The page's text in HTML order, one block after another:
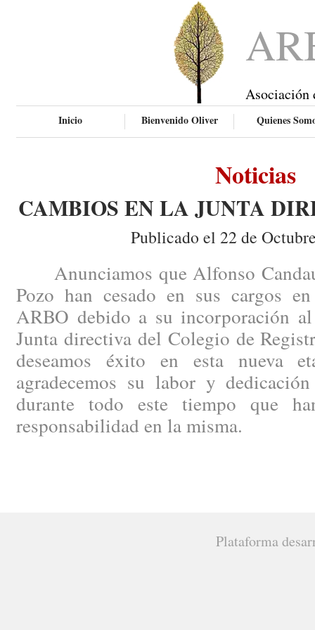
Asociación
Inicio Bienvenido Oliver Quienes
Noticias
CAMBIOS EN LA JUNTA
Publicado el 22 de
Anunciamos que Alfonso
Pozo han cesado en sus cargos
ARBO debido a su incorporación
Junta directiva del Colegio de
deseamos éxito en esta nueva
agradecemos su labor y
durante todo este tiempo que
responsabilidad en la misma.
Plataforma